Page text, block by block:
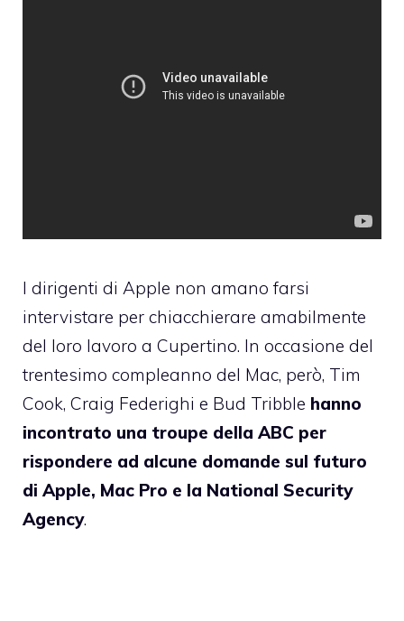
I dirigenti di Apple non amano farsi
intervistare per chiacchierare amabilmente
del loro lavoro a Cupertino. In occasione del
trentesimo compleanno del Mac, però, Tim
Cook, Craig Federighi e Bud Tribble hanno
incontrato una troupe della ABC per
rispondere ad alcune domande sul futuro
di Apple, Mac Pro e la National Security
Agency.